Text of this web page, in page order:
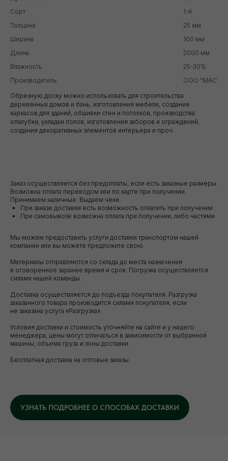
Сорт
1-й
Толщина
25 мм
Ширина
100 мм
Длина
2000 мм
Влажность
25-30%
Производитель
ООО
Обрезную доску можно использовать для строительства
деревянных домов и бань, изготовления мебели, создания
каркасов для зданий, обшивки стен и потолков, производства
опалубки, укладки полов, изготовления заборов и ограждений,
создания декоративных элементов интерьера и проч.
Заказ осуществляется без предоплаты, если есть заказные размеры.
Возможна оплата переводом или по карте при получении.
Принимаем наличные. Выдаем чеки.
При заказе доставки есть возможность оплатить при получении
При самовывозе возможна оплата при получении, либо частями
Мы можем предоставить услуги доставки транспортом нашей
компании или вы можете предложите свою.
Материалы отправляются со склада до места назначения
в оговоренное заранее время и срок. Погрузка осуществляется
силами нашей команды.
Доставка осуществляется до подъезда покупателя. Разгрузка
заказанного товара производится силами покупателя, если
не заказана услуга «Разгрузка».
Условия доставки и стоимость уточняйте на сайте и у нашего
менеджера, цены могут отличаться в зависимости от выбранной
машины, объема груза и зоны доставки.
Бесплатная доставка на оптовые заказы.
УЗНАТЬ ПОДРОБНЕЕ О СПОСОБАХ ДОСТАВКИ